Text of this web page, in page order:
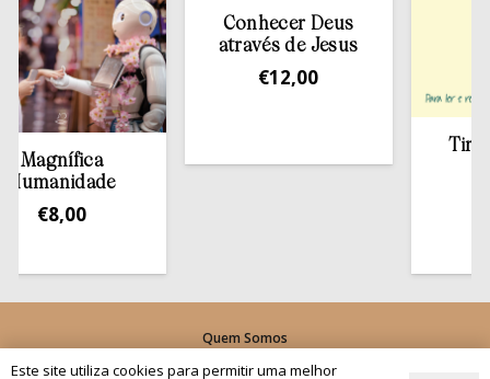
8,00
Conhecer Deus
através de Jesus
12,00
Tirar a
Quem Somos
Os nossos projetos
Este site utiliza cookies para permitir uma melhor